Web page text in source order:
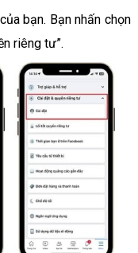
bạn. Bạn nhấn chọn
riêng tư”.